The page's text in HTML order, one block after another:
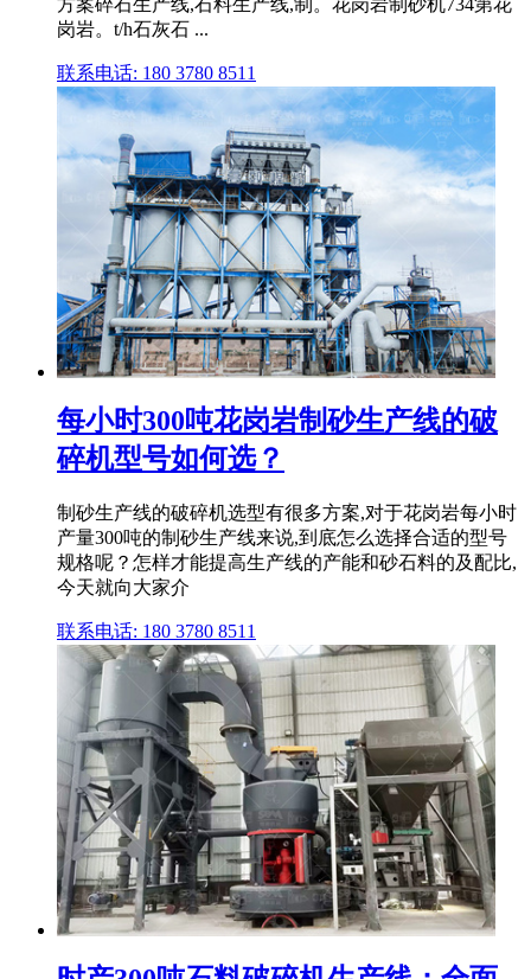
方案碎石生产线,石料生产线,制。花岗岩制砂机734第花
岗岩。t/h石灰石 ...
联系电话: 180 3780 8511
每小时300吨花岗岩制砂生产线的破
碎机型号如何选？
制砂生产线的破碎机选型有很多方案,对于花岗岩每小时
产量300吨的制砂生产线来说,到底怎么选择合适的型号
规格呢？怎样才能提高生产线的产能和砂石料的及配比,
今天就向大家介
联系电话: 180 3780 8511